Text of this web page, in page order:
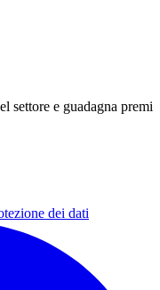
settore e guadagna premi
dei dati